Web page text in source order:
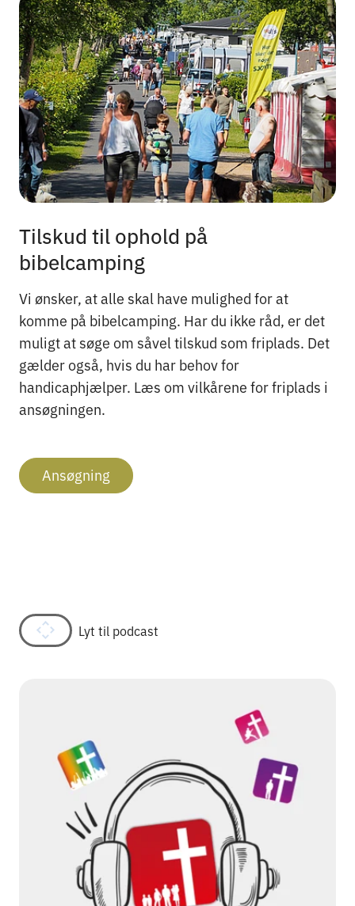
Tilskud til ophold på
bibelcamping
Vi ønsker, at alle skal have mulighed for at
komme på bibelcamping. Har du ikke råd, er det
muligt at søge om såvel tilskud som friplads. Det
gælder også, hvis du har behov for
handicaphjælper. Læs om vilkårene for friplads i
ansøgningen.
Ansøgning
Lyt til podcast